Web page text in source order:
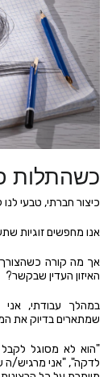
כשהתלות
כיצור חברתי, טבעי
אנו מחפשים זוגיות
אך מה קורה
האיזון העדין שבקשר?
במהלך עבודתי, אני
שמתארים בדיוק את
"הוא לא מסוגל לקבל
לדקה", "אני מרגיש/ה